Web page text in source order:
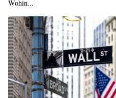
Wohin...